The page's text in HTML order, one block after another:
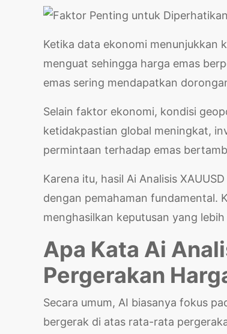
Ketika data ekonomi menunjukkan
menguat sehingga harga emas
emas sering mendapatkan
Selain faktor ekonomi, kondisi
ketidakpastian global meningkat,
permintaan terhadap emas
Karena itu, hasil Ai Analisis
dengan pemahaman fundamental.
menghasilkan keputusan yang
Apa Kata Ai
Pergerakan
Secara umum, AI biasanya fokus
bergerak di atas rata-rata